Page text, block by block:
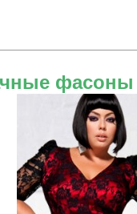
фасоны